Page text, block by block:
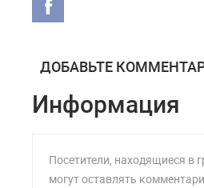
ДОБАВЬТЕ
Информация
Посетители, находящиеся в
могут оставлять